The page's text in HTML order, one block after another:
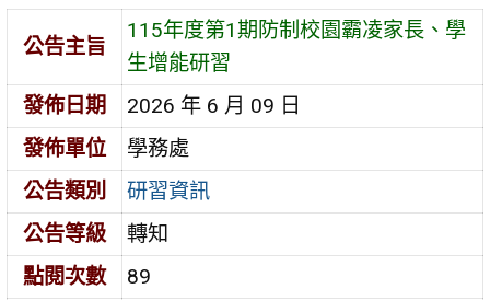
公告主旨
115年度第1期防制校園霸凌家長、學
生增能研習
發佈日期
2026 年 6 月 09 日
發佈單位
學務處
公告類別
研習資訊
公告等級
轉知
點閱次數
89